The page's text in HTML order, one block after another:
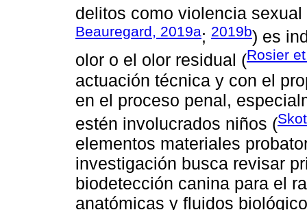
delitos como violencia
Beauregard, 2019a; 2019b) es
olor o el olor residual (Rosier
actuación técnica y con el
en el proceso penal,
estén involucrados niños (
elementos materiales
investigación busca revisar
biodetección canina para el
anatómicas y fluidos